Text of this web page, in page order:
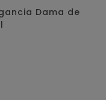
Dama de